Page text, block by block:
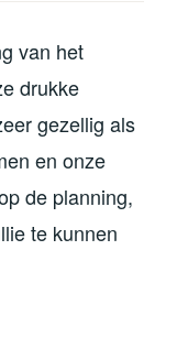
van het
drukke
gezellig als
en onze
de planning,
te kunnen